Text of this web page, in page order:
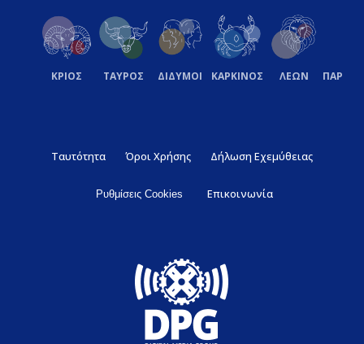
ΚΡΙΟΣ ΤΑΥΡΟΣ ΔΙΔΥΜΟΙ ΚΑΡΚΙΝΟΣ ΛΕΩΝ
Ταυτότητα Όροι Χρήσης Δήλωση Εχεμύθειας
Ρυθμίσεις Cookies Επικοινωνία